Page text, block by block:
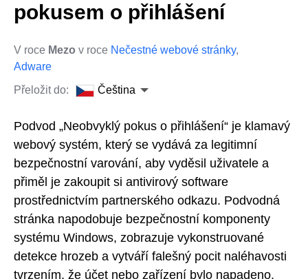
pokusem o přihlášení
V roce Mezo v roce Nečestné webové stránky,
Adware
Přeložit do:
Čeština
Podvod „Neobvyklý pokus o přihlášení“ je klamavý
webový systém, který se vydává za legitimní
bezpečnostní varování, aby vyděsil uživatele a
přiměl je zakoupit si antivirový software
prostřednictvím partnerského odkazu. Podvodná
stránka napodobuje bezpečnostní komponenty
systému Windows, zobrazuje vykonstruované
detekce hrozeb a vytváří falešný pocit naléhavosti
tvrzením, že účet nebo zařízení bylo napadeno.